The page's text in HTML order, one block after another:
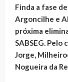
Finda a fase
Argoncilhe e
próxima
SABSEG. Pelo
Jorge,
Nogueira da